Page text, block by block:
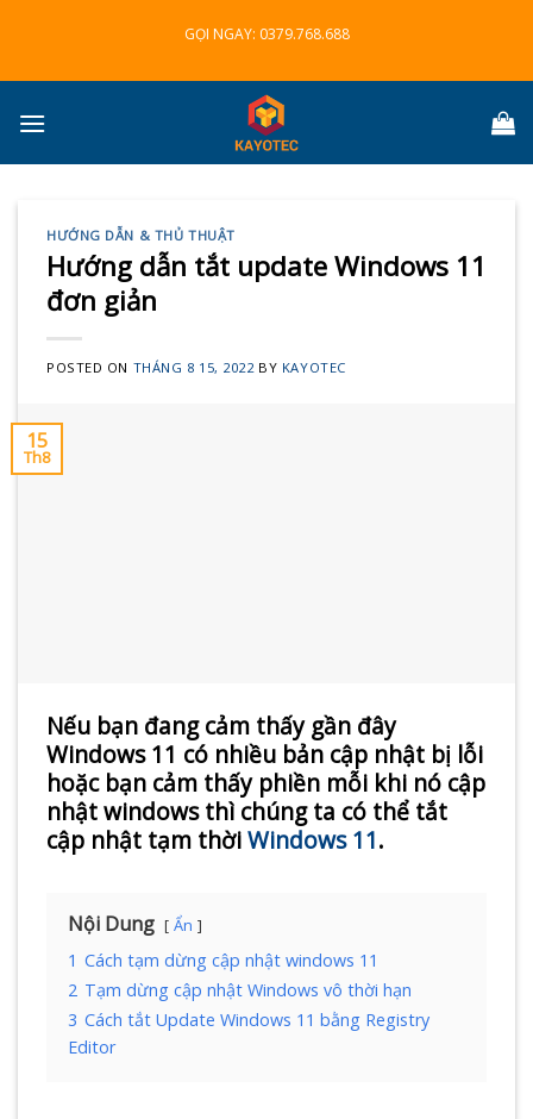
GỌI NGAY: 0379.768.688
HƯỚNG DẪN & THỦ THUẬT
Hướng dẫn tắt update Windows 11
đơn giản
POSTED ON THÁNG 8 15, 2022 BY KAYOTEC
15
Th8
Nếu bạn đang cảm thấy gần đây
Windows 11 có nhiều bản cập nhật bị lỗi
hoặc bạn cảm thấy phiền mỗi khi nó cập
nhật windows thì chúng ta có thể tắt
cập nhật tạm thờiWindows 11.
Nội Dung Ẩn
1 Cách tạm dừng cập nhật windows 11
2 Tạm dừng cập nhật Windows vô thời hạn
3 Cách tắt Update Windows 11 bằng Registry
Editor